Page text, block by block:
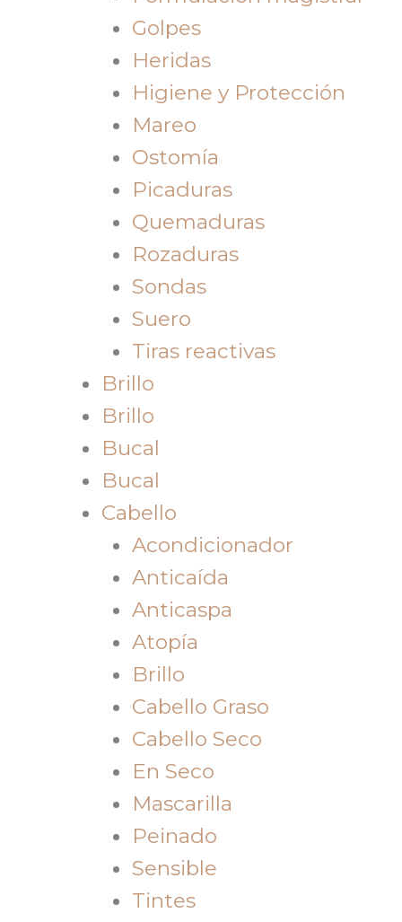
Golpes
Heridas
Higiene y Protección
Mareo
Ostomía
Picaduras
Quemaduras
Rozaduras
Sondas
Suero
Tiras reactivas
Brillo
Brillo
Bucal
Bucal
Cabello
Acondicionador
Anticaída
Anticaspa
Atopía
Brillo
Cabello Graso
Cabello Seco
En Seco
Mascarilla
Peinado
Sensible
Tintes